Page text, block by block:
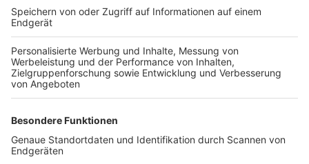
TOP-VEREINE
TOP-PARTNER